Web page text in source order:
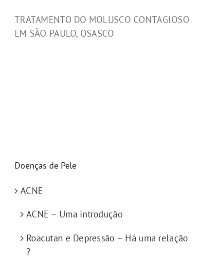
TRATAMENTO DO MOLUSCO CONTAGIOSO
EM SÃO PAULO, OSASCO
Doenças de Pele
ACNE
ACNE – Uma introdução
Roacutan e Depressão – Há uma relação
?